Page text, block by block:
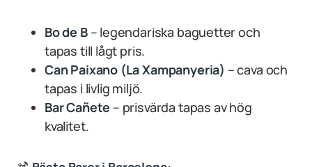
Bo de B– legendariska baguetter och
tapas till lågt pris.
Can Paixano (La Xampanyeria) – cava och
tapas i livlig miljö.
Bar Cañete – prisvärda tapas av hög
kvalitet.